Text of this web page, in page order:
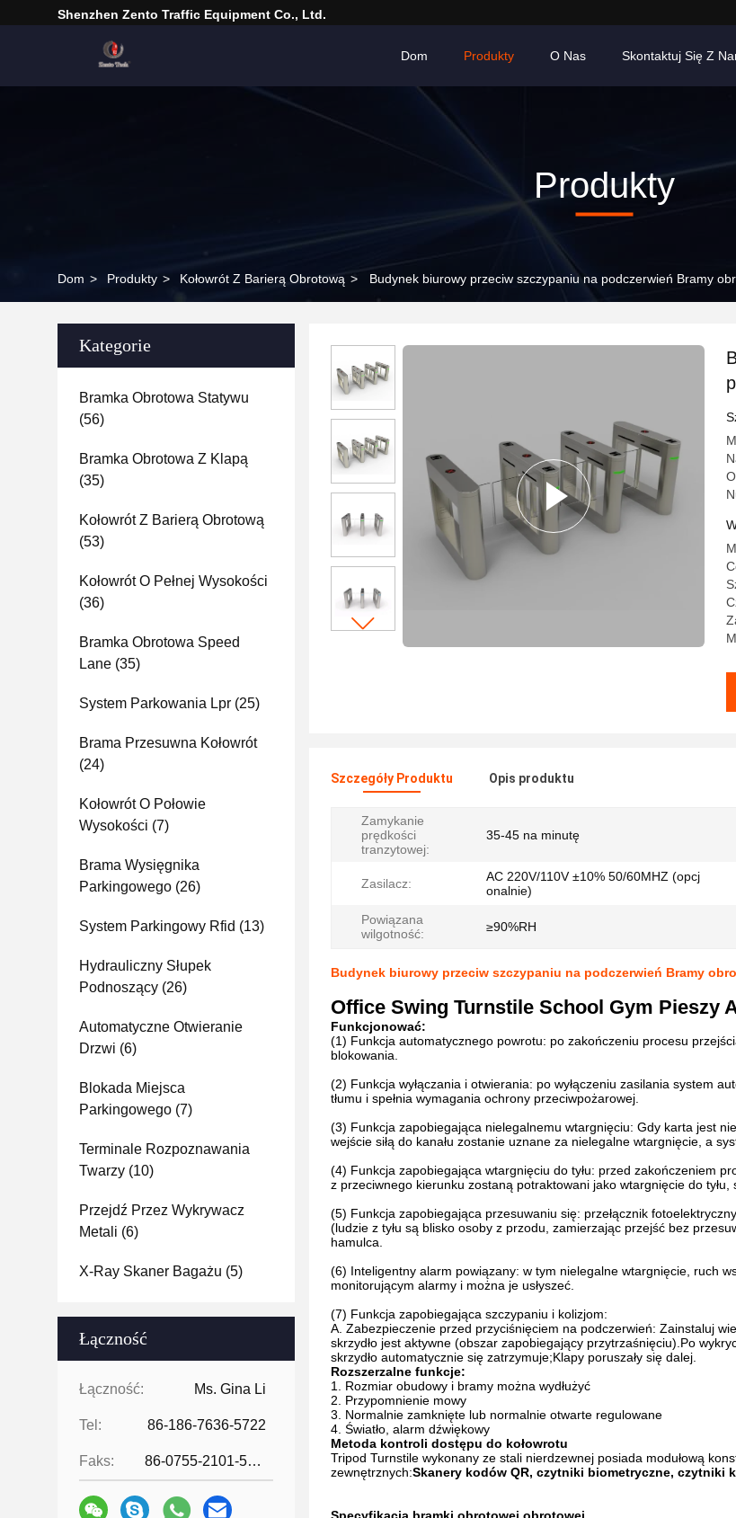
Shenzhen Zento Traffic Equipment Co., Ltd.
Dom Produkty O Nas Skontaktuj Się Z
Produkty
Dom > Produkty > Kołowrót Z Barierą Obrotową > Budynek biurowy przeciw szczypaniu na podczerwień Bramy
Kategorie
Bramka Obrotowa Statywu
(56)
Bramka Obrotowa Z Klapą
(35)
Kołowrót Z Barierą Obrotową
(53)
Kołowrót O Pełnej Wysokości
(36)
Bramka Obrotowa Speed ​​
Lane (35)
System Parkowania Lpr (25)
Brama Przesuwna Kołowrót
(24)
Kołowrót O Połowie
Wysokości (7)
Brama Wysięgnika
Parkingowego (26)
System Parkingowy Rfid (13)
Hydrauliczny Słupek
Podnoszący (26)
Automatyczne Otwieranie
Drzwi (6)
Blokada Miejsca
Parkingowego (7)
Terminale Rozpoznawania
Twarzy (10)
Przejdź Przez Wykrywacz
Metali (6)
X-Ray Skaner Bagażu (5)
Łączność
Łączność: Ms. Gina Li
Tel: 86-186-7636-5722
Faks: 86-0755-2101-5736
Szczegóły Produktu Opis produktu
Zamykanie
prędkości
tranzytowej:
35-45 na minutę
Zasilacz:
AC 220V/110V ±10% 50/60MHZ (opcj
onalnie)
Powiązana
wilgotność:
≥90%RH
Budynek biurowy przeciw szczypaniu na podczerwień Bramy
Office Swing Turnstile School Gym Pieszy
Funkcjonować:
(1) Funkcja automatycznego powrotu: po zakończeniu procesu
blokowania.
(2) Funkcja wyłączania i otwierania: po wyłączeniu zasilania system
tłumu i spełnia wymagania ochrony przeciwpożarowej.
(3) Funkcja zapobiegająca nielegalnemu wtargnięciu: Gdy karta jest
wejście siłą do kanału zostanie uznane za nielegalne wtargnięcie, a
(4) Funkcja zapobiegająca wtargnięciu do tyłu: przed zakończeniem
z przeciwnego kierunku zostaną potraktowani jako wtargnięcie do
(5) Funkcja zapobiegająca przesuwaniu się: przełącznik
(ludzie z tyłu są blisko osoby z przodu, zamierzając przejść bez
hamulca.
(6) Inteligentny alarm powiązany: w tym nielegalne wtargnięcie, ruch
monitorującym alarmy i można je usłyszeć.
(7) Funkcja zapobiegająca szczypaniu i kolizjom:
A. Zabezpieczenie przed przyciśnięciem na podczerwień: Zainstaluj
skrzydło jest aktywne (obszar zapobiegający przytrzaśnięciu).Po
skrzydło automatycznie się zatrzymuje;Klapy poruszały się dalej.
Rozszerzalne funkcje:
1. Rozmiar obudowy i bramy można wydłużyć
2. Przypomnienie mowy
3. Normalnie zamknięte lub normalnie otwarte regulowane
4. Światło, alarm dźwiękowy
Metoda kontroli dostępu do kołowrotu
Tripod Turnstile wykonany ze stali nierdzewnej posiada modułową
zewnętrznych:Skanery kodów QR, czytniki biometryczne, czytniki